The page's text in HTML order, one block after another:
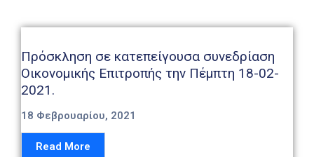
Δήμου
Προσκλήσεις
Αποφάσεις
Τηλέφωνα
Πρόσκληση σε κατεπείγουσα συνεδρίαση
Οικονομικής Επιτροπής την Πέμπτη 18-02-
2021.
18 Φεβρουαρίου, 2021
Read More